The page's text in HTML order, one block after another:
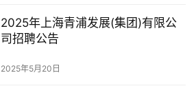
2025年上海青浦发展(集团)有限公
司招聘公告
2025年5月20日